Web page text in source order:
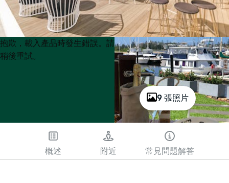
9 張照片
Product
List
Product
List
抱歉，載入產品時發生錯誤。請
稍後重試。
概述 附近 常見問題解答